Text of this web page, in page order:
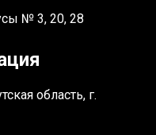
№ 3, 20, 28
область, г.